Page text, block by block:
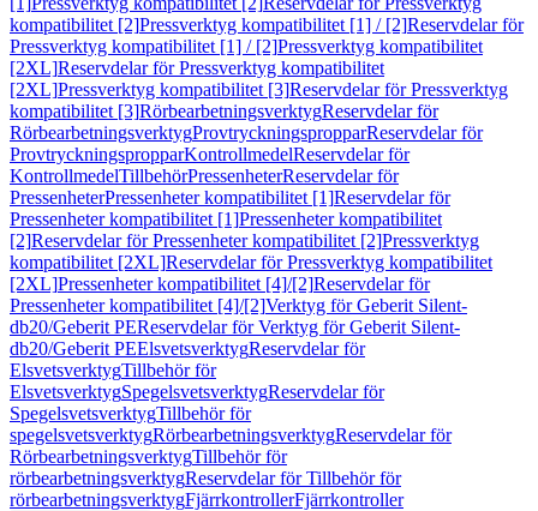
kompatibilitet [2]Pressverktyg kompatibilitet [1] / [2]Reservdelar för
Pressverktyg kompatibilitet [1] / [2]Pressverktyg kompatibilitet
[2XL]Reservdelar för Pressverktyg kompatibilitet
[2XL]Pressverktyg kompatibilitet [3]Reservdelar för Pressverktyg
kompatibilitet [3]RörbearbetningsverktygReservdelar för
RörbearbetningsverktygProvtryckningspropparReservdelar för
ProvtryckningspropparKontrollmedelReservdelar för
KontrollmedelTillbehörPressenheterReservdelar för
PressenheterPressenheter kompatibilitet [1]Reservdelar för
Pressenheter kompatibilitet [1]Pressenheter kompatibilitet
[2]Reservdelar för Pressenheter kompatibilitet [2]Pressverktyg
kompatibilitet [2XL]Reservdelar för Pressverktyg kompatibilitet
[2XL]Pressenheter kompatibilitet [4]/[2]Reservdelar för
Pressenheter kompatibilitet [4]/[2]Verktyg för Geberit Silent-
db20/Geberit PEReservdelar för Verktyg för Geberit Silent-
db20/Geberit PEElsvetsverktygReservdelar för
ElsvetsverktygTillbehör för
ElsvetsverktygSpegelsvetsverktygReservdelar för
SpegelsvetsverktygTillbehör för
spegelsvetsverktygRörbearbetningsverktygReservdelar för
RörbearbetningsverktygTillbehör för
rörbearbetningsverktygReservdelar för Tillbehör för
rörbearbetningsverktygFjärrkontrollerFjärrkontroller